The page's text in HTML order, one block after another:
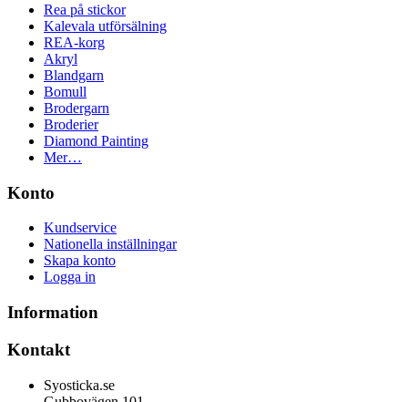
Rea på stickor
Kalevala utförsälning
REA-korg
Akryl
Blandgarn
Bomull
Brodergarn
Broderier
Diamond Painting
Mer…
Konto
Kundservice
Nationella inställningar
Skapa konto
Logga in
Information
Kontakt
Syosticka.se